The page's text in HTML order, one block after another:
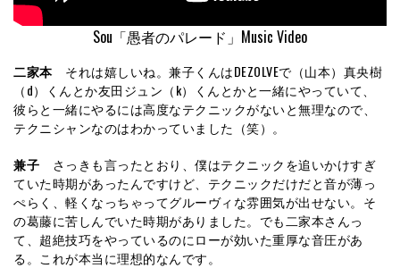
Sou「愚者のパレード」Music Video
二家本それは嬉しいね。兼子くんはDEZOLVEで（山本）真央樹
（d）くんとか友田ジュン（k）くんとかと一緒にやっていて、
彼らと一緒にやるには高度なテクニックがないと無理なので、
テクニシャンなのはわかっていました（笑）。
兼子 さっきも言ったとおり、僕はテクニックを追いかけすぎ
ていた時期があったんですけど、テクニックだけだと音が薄っ
ぺらく、軽くなっちゃってグルーヴィな雰囲気が出せない。そ
の葛藤に苦しんでいた時期がありました。でも二家本さんっ
て、超絶技巧をやっているのにローが効いた重厚な音圧があ
る。これが本当に理想的なんです。